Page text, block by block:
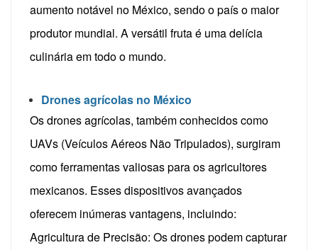
aumento notável no México, sendo o país o maior
produtor mundial. A versátil fruta é uma delícia
culinária em todo o mundo.
Drones agrícolas no México
Os drones agrícolas, também conhecidos como
UAVs (Veículos Aéreos Não Tripulados), surgiram
como ferramentas valiosas para os agricultores
mexicanos. Esses dispositivos avançados
oferecem inúmeras vantagens, incluindo:
Agricultura de Precisão: Os drones podem capturar